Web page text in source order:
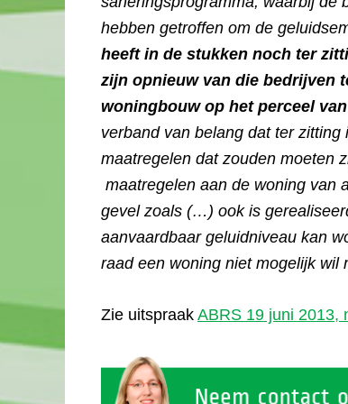
hebben getroffen om de
heeft in de stukken noch ter
zijn opnieuw van die bedrijven
woningbouw op het perceel
verband van belang dat ter
maatregelen dat zouden moeten
maatregelen aan de woning van
gevel zoals (…) ook is
aanvaardbaar geluidniveau kan
raad een woning niet mogelijk wil
Zie uitspraak ABRS 19 juni 2013,